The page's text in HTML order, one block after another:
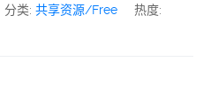
分类:共享资源/Free
热度: